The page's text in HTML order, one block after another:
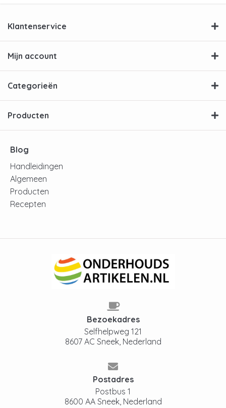
Klantenservice
Mijn account
Categorieën
Producten
Blog
Handleidingen
Algemeen
Producten
Recepten
Bezoekadres
Selfhelpweg 121
8607 AC Sneek, Nederland
Postadres
Postbus 1
8600 AA Sneek, Nederland